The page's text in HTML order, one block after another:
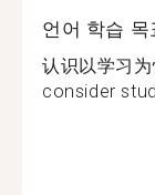
언어 학습 목
认识以学习
consider